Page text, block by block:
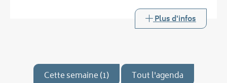
Plus d'infos
Cette semaine (1) Tout l'agenda